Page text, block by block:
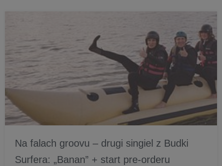
Na falach groovu – drugi singiel z Budki
Surfera: „Banan” + start pre-orderu